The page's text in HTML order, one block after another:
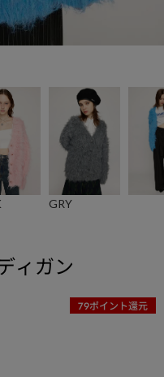
GRY
ィガン
79ポイント還元